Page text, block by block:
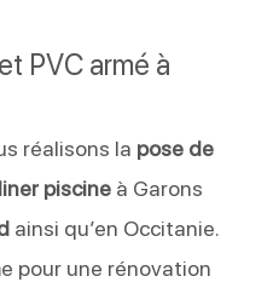
PVC armé à
réalisons la pose de
liner piscineà Garons
ainsi qu’en Occitanie.
pour une rénovation